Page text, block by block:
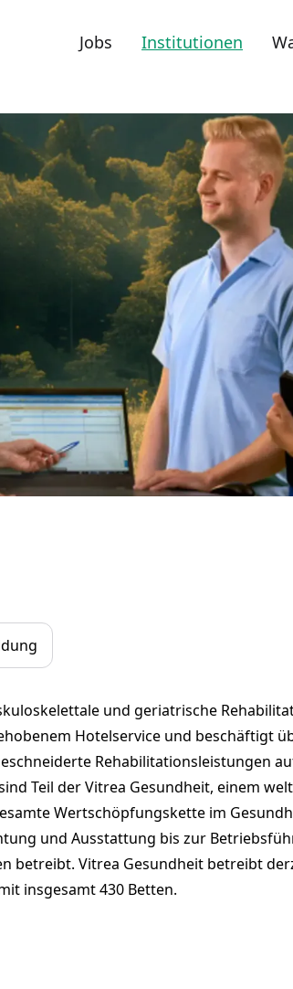
Jobs Institutionen
und geriatrische
Hotelservice und beschäftigt
Rehabilitationsleistungen
Teil der Vitrea Gesundheit, einem
Wertschöpfungskette im
und Ausstattung bis zur
betreibt. Vitrea Gesundheit betreibt
insgesamt 430 Betten.